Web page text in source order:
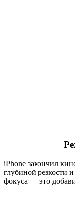
iPhone закончил
глубиной резкости
фокуса — это